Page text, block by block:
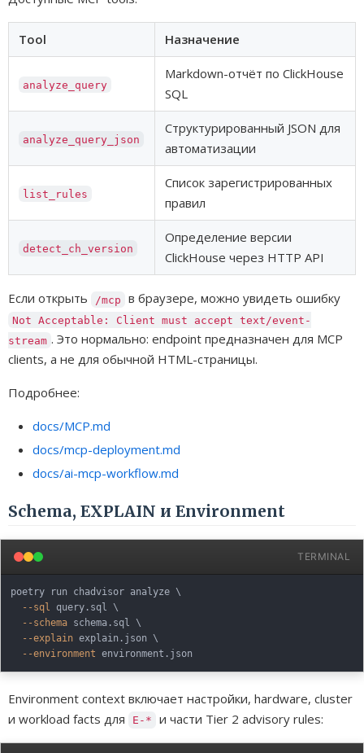
Tool Назначение
analyze_query
Markdown-отчёт по ClickHouse
SQL
analyze_query_json
Структурированный JSON для
автоматизации
list_rules
Список зарегистрированных
правил
detect_ch_version
Определение версии
ClickHouse через HTTP API
Если открыть /mcp в браузере, можно увидеть ошибку
Not Acceptable: Client must accept text/event-
stream . Это нормально: endpoint предназначен для MCP
clients, а не для обычной HTML-страницы.
Подробнее:
docs/MCP.md
docs/mcp-deployment.md
docs/ai-mcp-workflow.md
Schema, EXPLAIN и Environment
TERMINAL
poetry run chadvisor analyze \
--sql query.sql \
--schema schema.sql \
--explain explain.json \
--environment
Environment context включает настройки, hardware, cluster
и workload facts для
E-* и части Tier 2 advisory rules: